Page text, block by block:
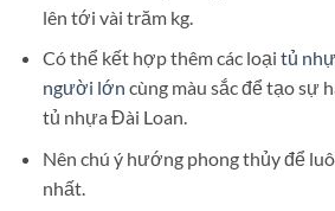
lên tới vài trăm kg.
Có thể kết hợp thêm các loại tủ
người lớn cùng màu sắc để tạo sự
tủ nhựa Đài Loan.
Nên chú ý hướng phong thủy để
nhất.